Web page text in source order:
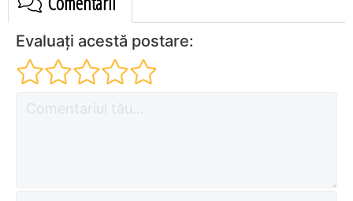
Evaluați acestă postare: